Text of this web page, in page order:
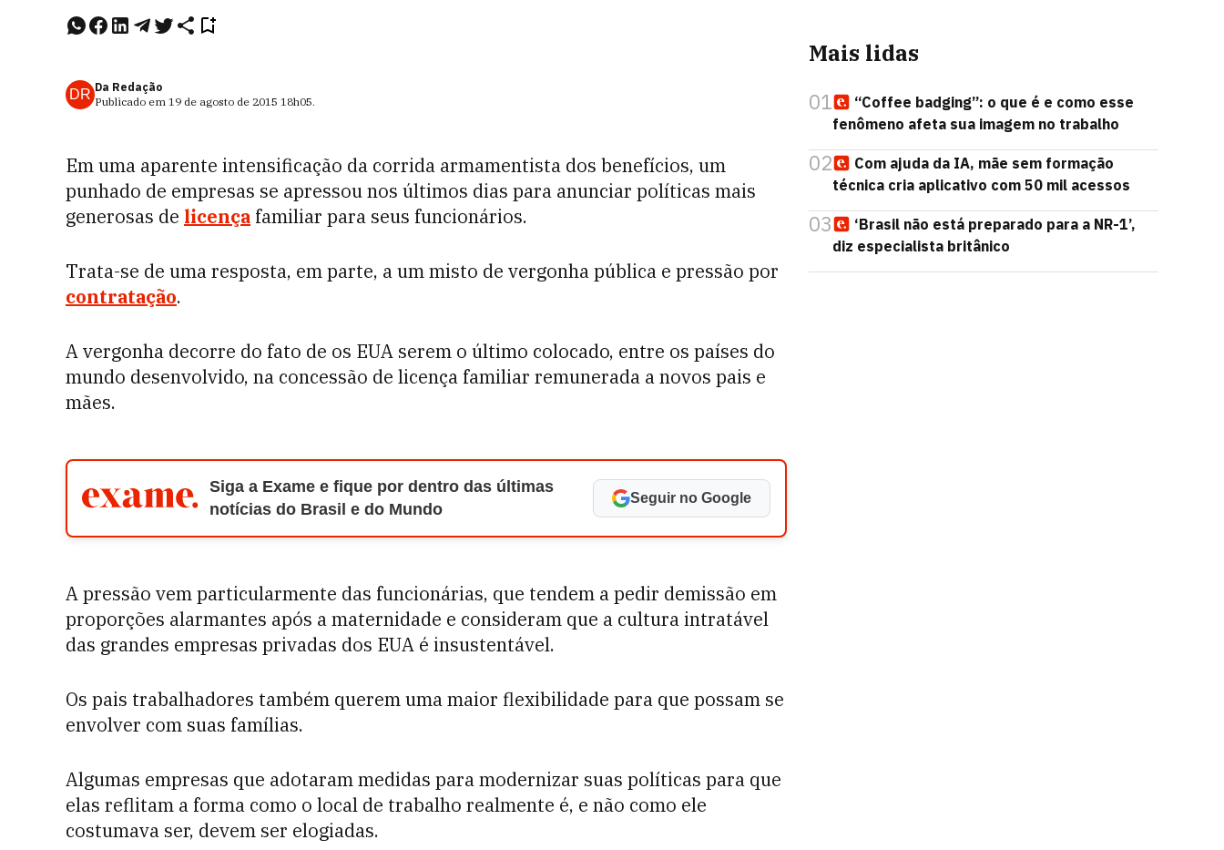
DR Da Redação
Publicado em 19 de agosto de 2015 18h05.
Em uma aparente intensificação da corrida armamentista dos benefícios, um
punhado de empresas se apressou nos últimos dias para anunciar políticas mais
generosas de licença familiar para seus funcionários.
Trata-se de uma resposta, em parte, a um misto de vergonha pública e pressão por
contratação.
A vergonha decorre do fato de os EUA serem o último colocado, entre os países do
mundo desenvolvido, na concessão de licença familiar remunerada a novos pais e
mães.
Siga a Exame e fique por dentro das últimas
notícias do Brasil e do Mundo
Seguir no Google
A pressão vem particularmente das funcionárias, que tendem a pedir demissão em
proporções alarmantes após a maternidade e consideram que a cultura intratável
das grandes empresas privadas dos EUA é insustentável.
Os pais trabalhadores também querem uma maior flexibilidade para que possam se
envolver com suas famílias.
Algumas empresas que adotaram medidas para modernizar suas políticas para que
elas reflitam a forma como o local de trabalho realmente é, e não como ele
costumava ser, devem ser elogiadas.
Mais lidas
01
“Coffee badging”: o que é e como esse
fenômeno afeta sua imagem no trabalho
02
Com ajuda da IA, mãe sem formação
técnica cria aplicativo com 50 mil acessos
03
‘Brasil não está preparado para a NR-1’,
diz especialista britânico